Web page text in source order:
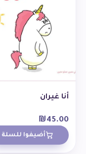
أنا غيران
₪45.00
أضيفوا للسلة